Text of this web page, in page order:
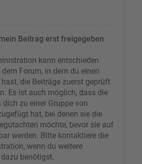
Beitrag erst freigegeben
kann entschieden
Forum, in dem du einen
die Beiträge zuerst geprüft
Es ist auch möglich, dass die
zu einer Gruppe von
hat, bei denen sie die
möchte, bevor sie auf
werden. Bitte kontaktiere die
wenn du weitere
benötigst.